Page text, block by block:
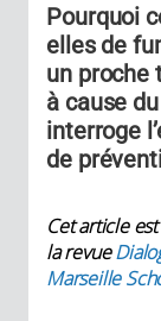
Pourquoi
elles de
un proche
à cause
interroge
de
Cet article
la revue
Marseille